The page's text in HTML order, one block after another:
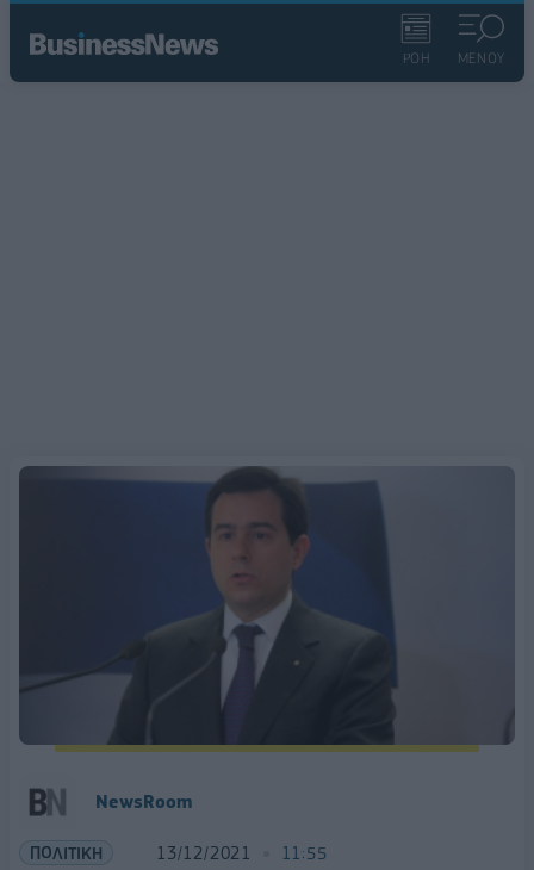
ΡΟΗ ΜΕΝΟΥ
NewsRoom
ΠΟΛΙΤΙΚΗ 13/12/2021 11:55